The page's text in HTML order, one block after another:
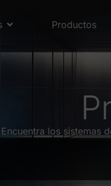
Productos
Encuentra los sistemas